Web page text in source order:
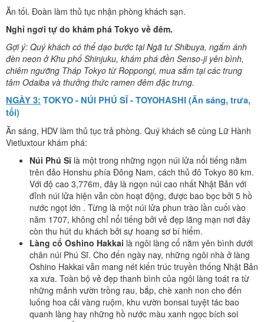
Ăn tối. Đoàn làm thủ tục nhận phòng khách sạn.
Nghỉ ngơi tự do khám phá Tokyo về đêm.
Gợi ý: Quý khách có thể dạo bước tại Ngã tư Shibuya, ngắm ánh
đèn neon ở Khu phố Shinjuku, khám phá đền Senso-ji yên bình,
chiêm ngưỡng Tháp Tokyo từ Roppongi, mua sắm tại các trung
tâm Odaiba và thưởng thức ramen đêm đặc trưng.
NGÀY 3: TOKYO- NÚI PHÚ SĨ-TOYOHASHI (Ăn sáng, trưa,
tối)
Ăn sáng, HDV làm thủ tục trả phòng. Quý khách sẽ cùng Lữ Hành
Vietluxtour khám phá:
Núi Phú Sĩ là một trong những ngọn núi lửa nổi tiếng nằm
trên đảo Honshu phía Đông Nam, cách thủ đô Tokyo 80 km.
Với độ cao 3,776m, đây là ngọn núi cao nhất Nhật Bản với
đỉnh núi lửa hiện vẫn còn hoạt động, được bao bọc bởi 5 hồ
nước ngọt lớn . Từng là một núi lửa phun trào lần cuối vào
năm 1707, không chỉ nổi tiếng bởi vẻ đẹp lãng mạn nơi đây
còn thu hút du khách bởi sự hoang sơ bí hiểm.
Làng cổ Oshino Hakkai là ngôi làng cổ nằm yên bình dưới
chân núi Phú Sĩ. Cho đến ngày nay, những ngôi nhà ở làng
Oshino Hakkai vẫn mang nét kiến trúc truyền thống Nhật Bản
xa xưa. Toàn bộ vẻ đẹp thanh bình của ngôi làng toát ra từ
những mảnh vườn trồng rau, bắp, chè xanh non cho đến
luống hoa cải vàng ruộm, khu vườn bonsai tuyệt tác bao
quanh làng hay những hồ nước màu xanh ngọc bích soi